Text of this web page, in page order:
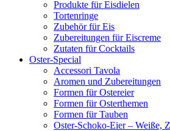
Produkte für Eisdielen
Tortenringe
Zubehör für Eis
Zubereitungen für Eiscreme
Zutaten für Cocktails
Oster-Special
Accessori Tavola
Aromen und Zubereitungen
Formen für Ostereier
Formen für Osterthemen
Formen für Tauben
Oster-Schoko-Eier – Weiße,